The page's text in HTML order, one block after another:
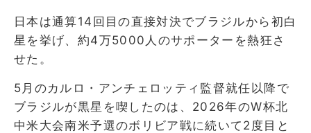
日本は通算14回目の直接対決でブラジルから初白
星を挙げ、約4万5000人のサポーターを熱狂さ
せた。
5月のカルロ・アンチェロッティ監督就任以降で
ブラジルが黒星を喫したのは、2026年のW杯北
中米大会南米予選のボリビア戦に続いて2度目と